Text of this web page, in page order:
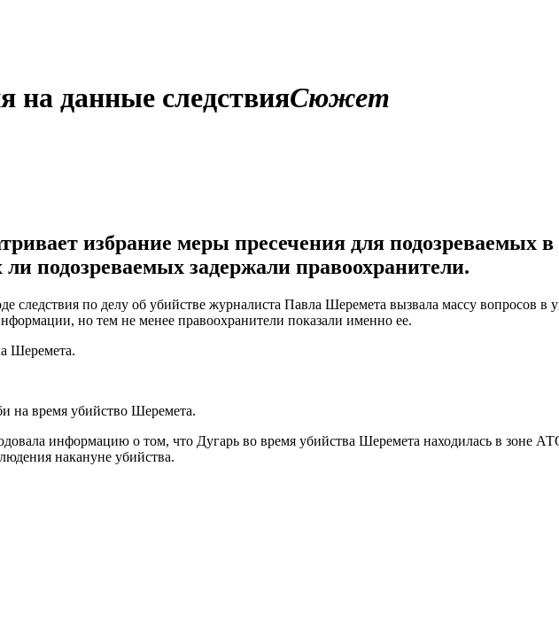
на данные следствияСюжет
избрание меры пресечения для подозреваемых
подозреваемых задержали правоохранители.
по делу об убийстве журналиста Павла Шеремета вызвала массу вопросов в
но тем не менее правоохранители показали именно ее.
Шеремета.
на время убийство Шеремета.
информацию о том, что Дугарь во время убийства Шеремета находилась в зоне
накануне убийства.